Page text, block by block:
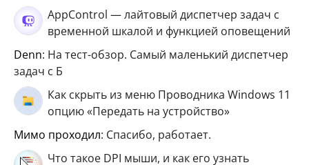
AppControl — лайтовый диспетчер задач с
временной шкалой и функцией оповещений
Denn: На тест-обзор. Самый маленький диспетчер
задач с Б
Как скрыть из меню Проводника Windows 11
опцию «Передать на устройство»
мимо проходил: Спасибо, работает.
Что такое DPI мыши, и как его узнать